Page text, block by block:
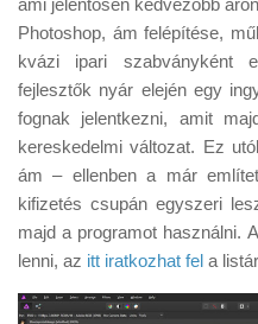
Érdekességek
Helyszíni Riport
E-BB
ami jelentősen kedvezőbb
Photoshop, ám felépítése,
kvázi ipari szabványként
fejlesztők nyár elején egy
fognak jelentkezni, amit
kereskedelmi változat. Ez
ám – ellenben a már
kifizetés csupán egyszeri
majd a programot használni.
lenni, az itt iratkozhat fel a